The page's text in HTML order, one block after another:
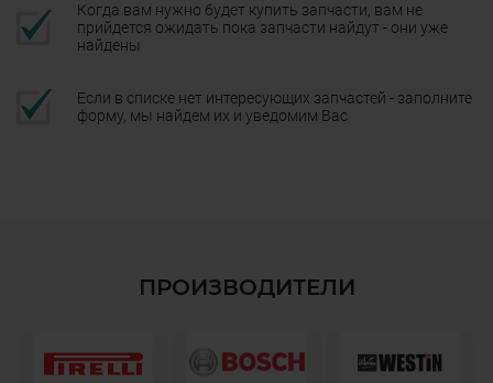
Когда вам нужно будет купить запчасти, вам не
прийдется ожидать пока запчасти найдут - они уже
найдены
Если в списке нет интересующих запчастей - заполните
форму, мы найдем их и уведомим Вас
ПРОИЗВОДИТЕЛИ